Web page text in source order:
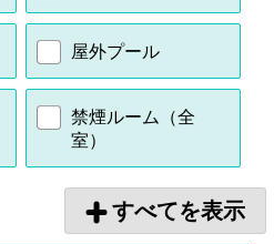
屋外プール
禁煙ルーム（全
室）
すべてを表示